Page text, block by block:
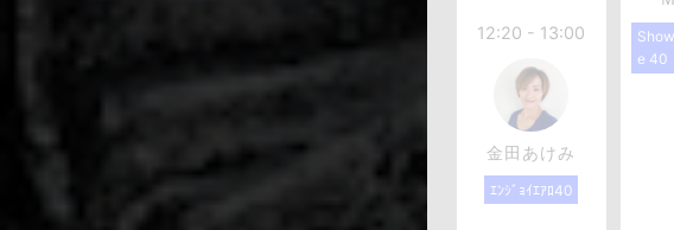
12:20 - 13:00
金田あけみ
ｴﾝｼﾞｮｲｴｱﾛ40
e 40